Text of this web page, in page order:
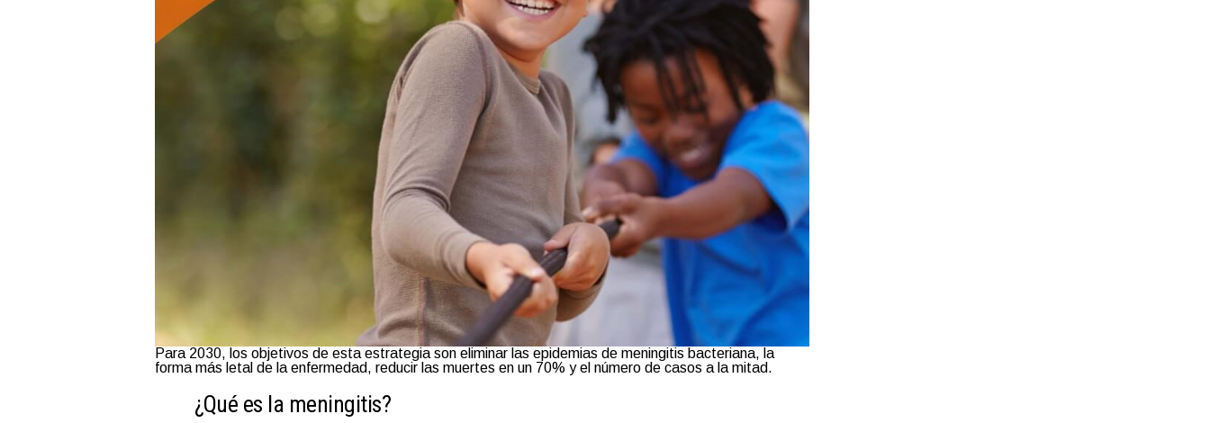
Para 2030, los objetivos de esta estrategia son eliminar las epidemias de meningitis bacteriana, la
forma más letal de la enfermedad, reducir las muertes en un 70% y el número de casos a la mitad.
¿Qué es la meningitis?